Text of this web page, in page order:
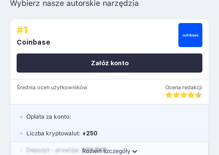
Wybierz nasze autorskie narzędzia
#1
Coinbase
Średnia ocen użytkowników Ocena redakcji
Załóż konto
Rozwiń szczegóły
Opłata za konto:
Liczba kryptowalut: +250
Depozyt - prowizja: 1.99 EUR